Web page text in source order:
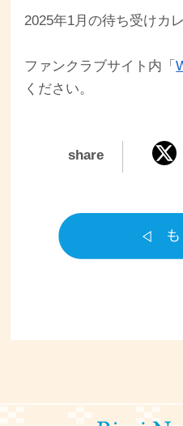
2025年1月の待ち受けカ
ファンクラブサイト内「
ください。
share